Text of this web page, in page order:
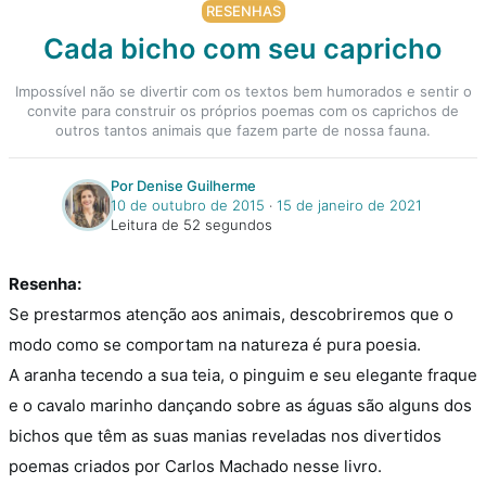
RESENHAS
Cada bicho com seu capricho
Impossível não se divertir com os textos bem humorados e sentir o
convite para construir os próprios poemas com os caprichos de
outros tantos animais que fazem parte de nossa fauna.
Por Denise Guilherme
10 de outubro de 2015 ‧ 15 de janeiro de 2021
Leitura de 52 segundos
Resenha:
Se prestarmos atenção aos animais, descobriremos que o
modo como se comportam na natureza é pura poesia.
A aranha tecendo a sua teia, o pinguim e seu elegante fraque
e o cavalo marinho dançando sobre as águas são alguns dos
bichos que têm as suas manias reveladas nos divertidos
poemas criados por Carlos Machado nesse livro.